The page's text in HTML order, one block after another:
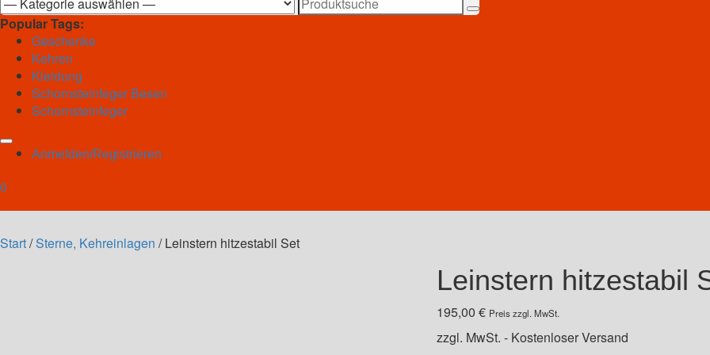
nach:
Popular Tags:
Geschenke
Kehren
Kleidung
Schornsteinfeger Besen
Schornsteinfeger
Anmelden/Registrieren
0
Start/Sterne, Kehreinlagen / Leinstern hitzestabil Set
Leinstern hitzestabil
195,00€ Preis zzgl. MwSt.
zzgl. MwSt. - Kostenloser Versand